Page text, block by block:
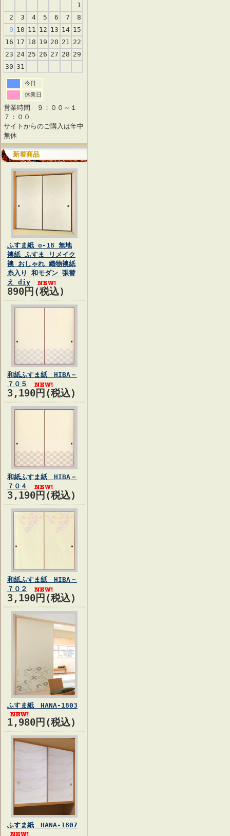
1
2
3 4 5 6 7
8
9 10 11 12 13 14 15
16 17 18 19 20 21 22
23 24 25 26 27 28 29
30 31
今日
休業日
営業時間 ９：００～１
７：００
サイトからのご購入は年中
無休
新着商品
ふすま紙 o-18 無地
襖紙 ふすま リメイク
襖 おしゃれ 織物襖紙
糸入り 和モダン 張替
え diy
890円(税込)
和紙ふすま紙 HIBA－
７０５
3,190円(税込)
和紙ふすま紙 HIBA－
７０４
3,190円(税込)
和紙ふすま紙 HIBA－
７０２
3,190円(税込)
ふすま紙 HANA-1803
1,980円(税込)
ふすま紙 HANA-1807